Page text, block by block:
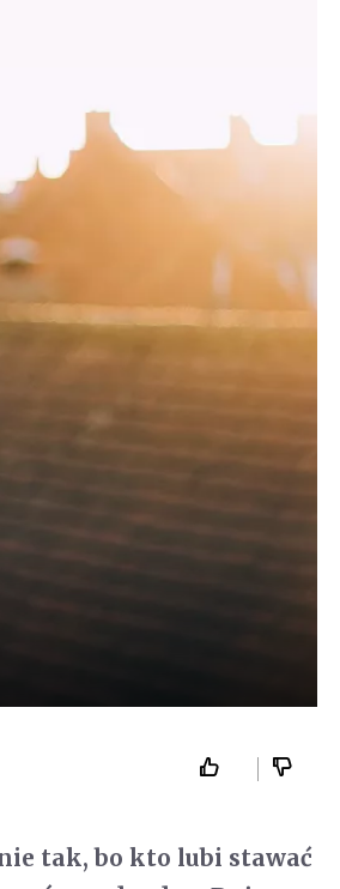
tak, bo kto lubi stawać